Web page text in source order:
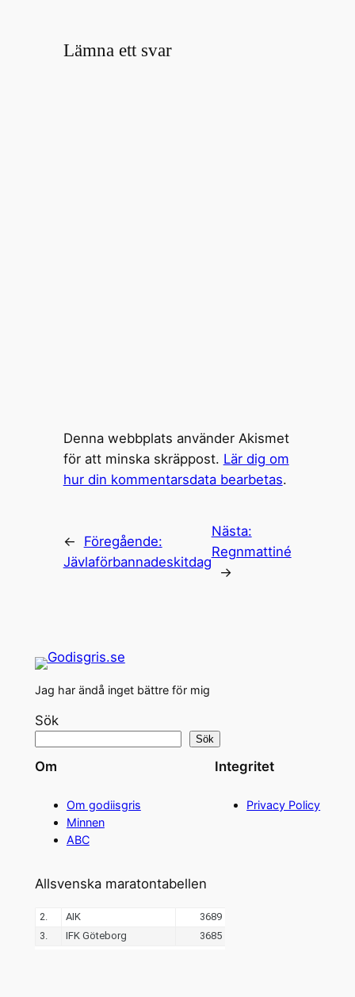
Lämna ett svar
Denna webbplats använder Akismet
för att minska skräppost. Lär dig om
hur din kommentarsdata bearbetas.
←
Föregående:
Jävlaförbannadeskitdag
Nästa:
Regnmattiné
→
Jag har ändå inget bättre för mig
Sök
Sök
Om
Om godiisgris
Minnen
ABC
Integritet
Privacy Policy
Allsvenska maratontabellen